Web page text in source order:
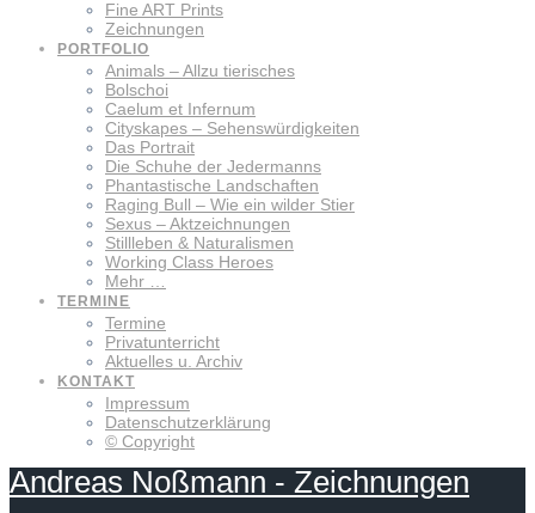
Fine ART Prints
Zeichnungen
PORTFOLIO
Animals – Allzu tierisches
Bolschoi
Caelum et Infernum
Cityskapes – Sehenswürdigkeiten
Das Portrait
Die Schuhe der Jedermanns
Phantastische Landschaften
Raging Bull – Wie ein wilder Stier
Sexus – Aktzeichnungen
Stillleben & Naturalismen
Working Class Heroes
Mehr …
TERMINE
Termine
Privatunterricht
Aktuelles u. Archiv
KONTAKT
Impressum
Datenschutzerklärung
© Copyright
Andreas Noßmann - Zeichnungen